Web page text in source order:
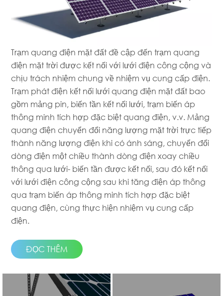
Trạm quang điện mặt đất đề cập đến trạm quang
điện mặt trời được kết nối với lưới điện công cộng và
chịu trách nhiệm chung về nhiệm vụ cung cấp điện.
Trạm phát điện kết nối lưới quang điện mặt đất bao
gồm mảng pin, biến tần kết nối lưới, trạm biến áp
thông minh tích hợp đặc biệt quang điện, v.v. Mảng
quang điện chuyển đổi năng lượng mặt trời trực tiếp
thành năng lượng điện khi có ánh sáng, chuyển đổi
dòng điện một chiều thành dòng điện xoay chiều
thông qua lưới- biến tần được kết nối, sau đó kết nối
với lưới điện công cộng sau khi tăng điện áp thông
qua trạm biến áp thông minh tích hợp đặc biệt
quang điện, cùng thực hiện nhiệm vụ cung cấp
điện.
ĐỌC THÊM